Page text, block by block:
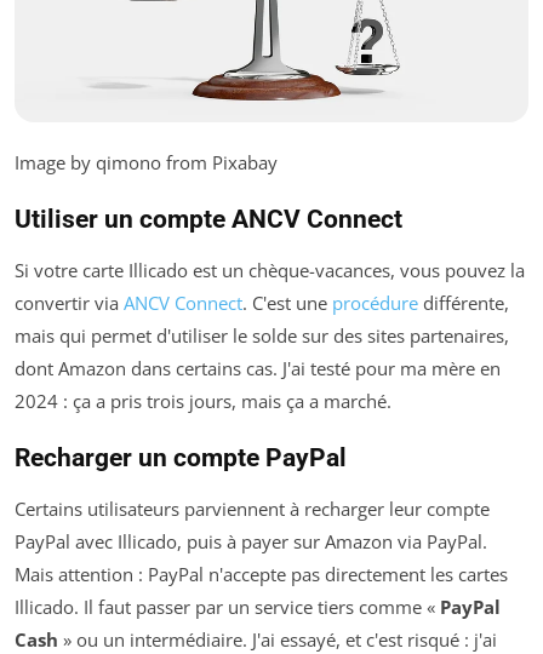
Image by qimono from Pixabay
Utiliser un compte ANCV Connect
Si votre carte Illicado est un chèque-vacances, vous pouvez la
convertir via ANCV Connect. C'est une procédure différente,
mais qui permet d'utiliser le solde sur des sites partenaires,
dont Amazon dans certains cas. J'ai testé pour ma mère en
2024 : ça a pris trois jours, mais ça a marché.
Recharger un compte PayPal
Certains utilisateurs parviennent à recharger leur compte
PayPal avec Illicado, puis à payer sur Amazon via PayPal.
Mais attention : PayPal n'accepte pas directement les cartes
Illicado. Il faut passer par un service tiers comme « PayPal
Cash » ou un intermédiaire. J'ai essayé, et c'est risqué : j'ai